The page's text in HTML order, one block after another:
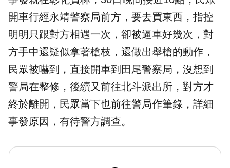
開車行經永靖警察局前方，要去買東西，指控
明明只跟對方相遇一次，卻被逼車好幾次，對
方手中還疑似拿著槍枝 ，還做出舉槍的動作，
民眾被嚇到，直接開車到田尾警察局，沒想到
警局在整修，後續又前往北斗派出所，對方才
終於離開，民眾當下也前往警局作筆錄 ，詳細
事發原因，有待警方調查。